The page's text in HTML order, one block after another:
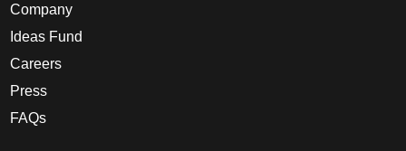
Company
Ideas Fund
Careers
Press
FAQs